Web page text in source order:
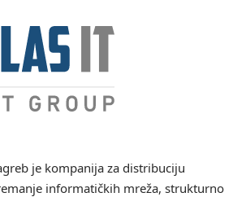
je kompanija za distribuciju
informatičkih mreža, strukturno